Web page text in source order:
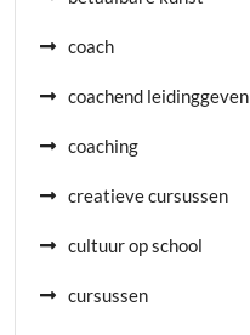
coach
coachend leidinggeven
coaching
creatieve cursussen
cultuur op school
cursussen